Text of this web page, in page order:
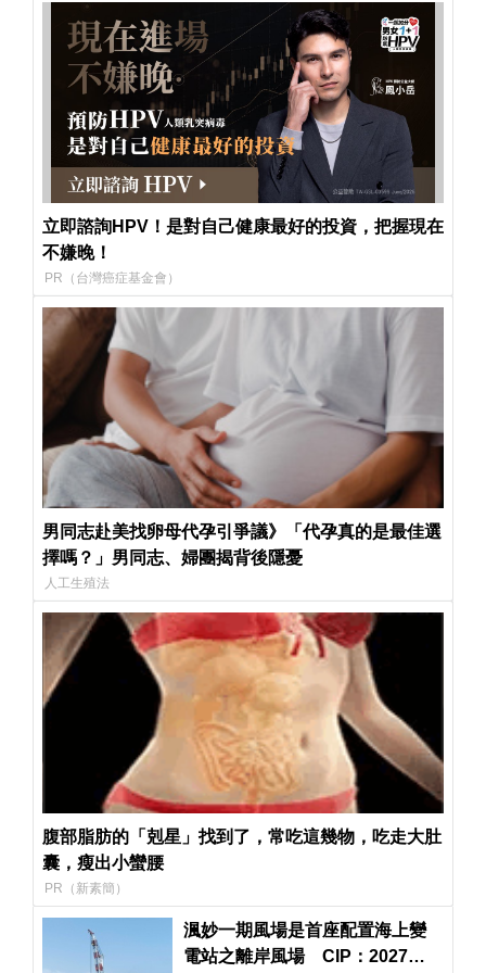
立即諮詢HPV！是對自己健康最好的投資，把握現在
不嫌晚！
PR（台灣癌症基金會）
男同志赴美找卵母代孕引爭議》「代孕真的是最佳選
擇嗎？」男同志、婦團揭背後隱憂
人工生殖法
腹部脂肪的「剋星」找到了，常吃這幾物，吃走大肚
囊，瘦出小蠻腰
PR（新素簡）
渢妙一期風場是首座配置海上變
電站之離岸風場 CIP：2027年